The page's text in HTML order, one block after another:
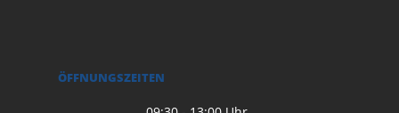
ÖFFNUNGSZEITEN